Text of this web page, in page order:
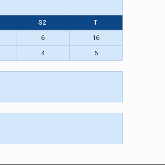
S2 T
6
16
4 6